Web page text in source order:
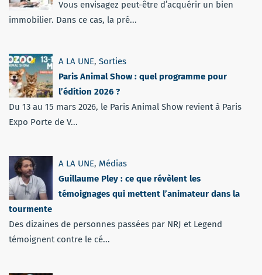
Vous envisagez peut-être d’acquérir un bien
immobilier. Dans ce cas, la pré...
A LA UNE, Sorties
Paris Animal Show : quel programme pour
l’édition 2026 ?
Du 13 au 15 mars 2026, le Paris Animal Show revient à Paris
Expo Porte de V...
A LA UNE, Médias
Guillaume Pley : ce que révèlent les
témoignages qui mettent l’animateur dans la
tourmente
Des dizaines de personnes passées par NRJ et Legend
témoignent contre le cé...